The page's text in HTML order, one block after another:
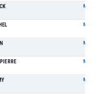
M
M
M
M
M